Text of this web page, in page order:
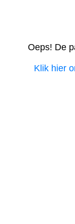
Oeps! De
Klik hier